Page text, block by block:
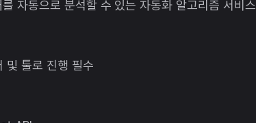
자동으로 분석할 수 있는 자동화 알고리즘 서비스
및 툴로 진행 필수